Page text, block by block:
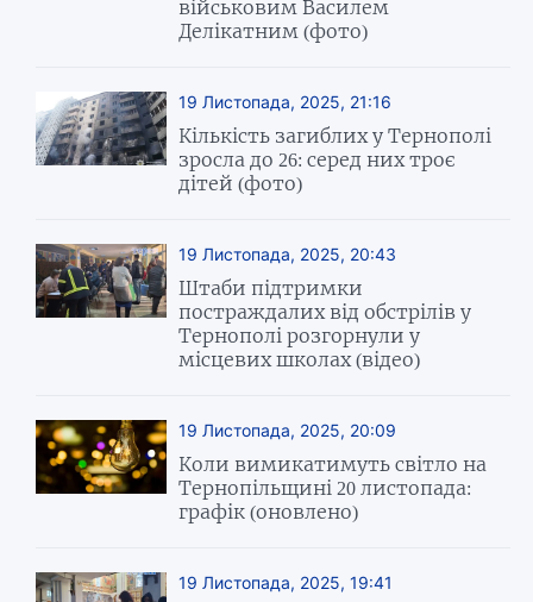
військовим Василем
Делікатним (фото)
19 Листопада, 2025, 21:16
Кількість загиблих у Тернополі
зросла до 26: серед них троє
дітей (фото)
19 Листопада, 2025, 20:43
Штаби підтримки
постраждалих від обстрілів у
Тернополі розгорнули у
місцевих школах (відео)
19 Листопада, 2025, 20:09
Коли вимикатимуть світло на
Тернопільщині 20 листопада:
графік (оновлено)
19 Листопада, 2025, 19:41